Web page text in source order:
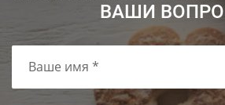
ВАШИ
Ваше имя *